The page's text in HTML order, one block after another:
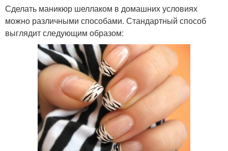
Сделать маникюр шеллаком в домашних условиях
можно различными способами. Стандартный способ
выглядит следующим образом: